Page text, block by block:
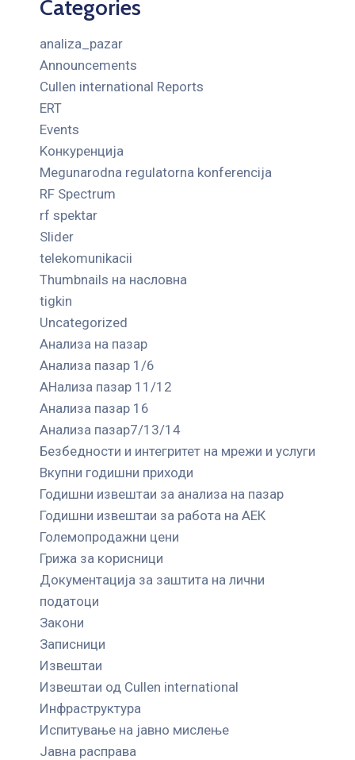
Categories
analiza_pazar
Announcements
Cullen international Reports
ERT
Events
Kонкуренција
Megunarodna regulatorna konferencija
RF Spectrum
rf spektar
Slider
telekomunikacii
Thumbnails на насловна
tigkin
Uncategorized
Анализа на пазар
Анализа пазар 1/6
АНализа пазар 11/12
Анализа пазар 16
Анализа пазар7/13/14
Безбедности и интегритет на мрежи и услуги
Вкупни годишни приходи
Годишни извештаи за анализа на пазар
Годишни извештаи за работа на АЕК
Големопродажни цени
Грижа за корисници
Документација за заштита на лични
податоци
Закони
Записници
Извештаи
Извештаи од Cullen international
Инфраструктура
Испитување на јавно мислење
Јавна расправа